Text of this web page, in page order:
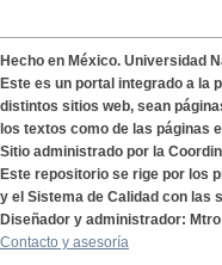
Hecho en México. Universidad
Este es un portal integrado a la
distintos sitios web, sean
los textos como de las
Sitio administrado por la
Este repositorio se rige por los
y el Sistema de Calidad con las
Diseñador y administrador:
Contacto y asesoría